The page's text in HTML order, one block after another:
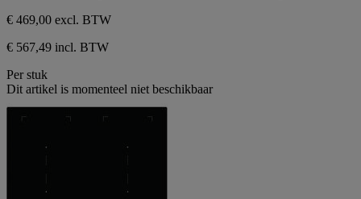
€ 469,00 excl. BTW
€ 567,49 incl. BTW
Per stuk
Dit artikel is momenteel niet beschikbaar